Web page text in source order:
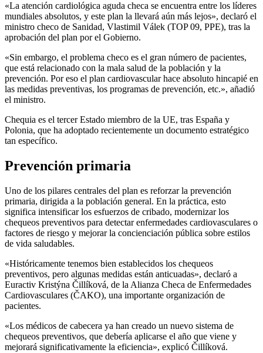
«La atención cardiológica aguda checa se encuentra entre los líderes
mundiales absolutos, y este plan la llevará aún más lejos», declaró el
ministro checo de Sanidad, Vlastimil Válek (TOP 09, PPE), tras la
aprobación del plan por el Gobierno.
«Sin embargo, el problema checo es el gran número de pacientes,
que está relacionado con la mala salud de la población y la
prevención. Por eso el plan cardiovascular hace absoluto hincapié en
las medidas preventivas, los programas de prevención, etc.», añadió
el ministro.
Chequia es el tercer Estado miembro de la UE, tras España y
Polonia, que ha adoptado recientemente un documento estratégico
tan específico.
Prevención primaria
Uno de los pilares centrales del plan es reforzar la prevención
primaria, dirigida a la población general. En la práctica, esto
significa intensificar los esfuerzos de cribado, modernizar los
chequeos preventivos para detectar enfermedades cardiovasculares o
factores de riesgo y mejorar la concienciación pública sobre estilos
de vida saludables.
«Históricamente tenemos bien establecidos los chequeos
preventivos, pero algunas medidas están anticuadas», declaró a
Euractiv Kristýna Čillíková, de la Alianza Checa de Enfermedades
Cardiovasculares (ČAKO), una importante organización de
pacientes.
«Los médicos de cabecera ya han creado un nuevo sistema de
chequeos preventivos, que debería aplicarse el año que viene y
mejorará significativamente la eficiencia», explicó Čillíková.